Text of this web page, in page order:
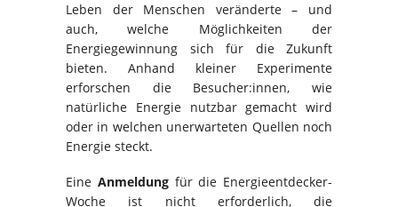
Leben der Menschen veränderte – und
auch, welche Möglichkeiten der
Energiegewinnung sich für die Zukunft
bieten. Anhand kleiner Experimente
erforschen die Besucher:innen, wie
natürliche Energie nutzbar gemacht wird
oder in welchen unerwarteten Quellen noch
Energie steckt.
Eine Anmeldungfür die Energieentdecker-
Woche ist nicht erforderlich, die